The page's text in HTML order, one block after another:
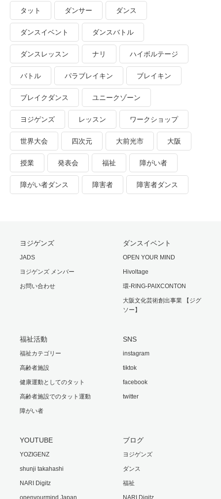
タット ダンサー ダンス
ダンスイベント ダンスバトル
ダンスレッスン ナリ ハイボルテージ
バトル パラブレイキン ブレイキン
ブレイクダンス ユニークゾーン
ヨジゲンズ レッスン ワークショップ
世界大会 四次元 大前光市 大阪
授業 発表会 福祉 障がい者
障がい者ダンス 障害者 障害者ダンス
ヨジゲンズ
JADS
ヨジゲンズ メンバー
お問い合わせ
ダンスイベント
OPEN YOUR MIND
Hivoltage
環-RING-PAIXCONTON
大阪文化芸術創出事業 【ジグ
ソー】
福祉活動
福祉カテゴリー
高齢者施設
健康運動としてのタット
高齢者施設でのタット運動
障がい者
SNS
instagram
tiktok
facebook
twitter
YOUTUBE
YOZIGENZ
shunji takahashi
NARI Digitz
openyourmind Japan
ブログ
ヨジゲンズ
ダンス
福祉
NARI.Digitz